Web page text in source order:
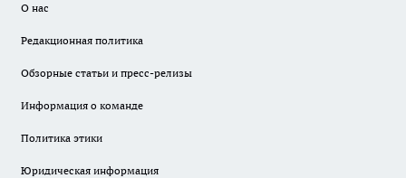
О нас
Редакционная политика
Обзорные статьи и пресс-релизы
Информация о команде
Политика этики
Юридическая информация